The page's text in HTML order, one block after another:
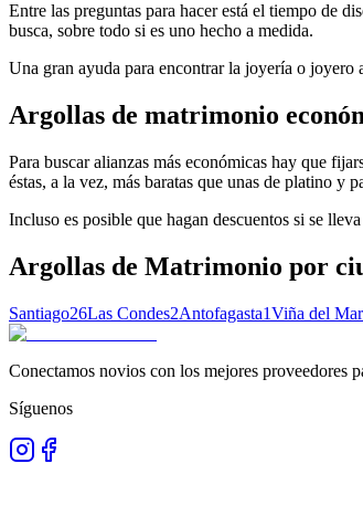
Entre las preguntas para hacer está el tiempo de
busca, sobre todo si es uno hecho a medida.
Una gran ayuda para encontrar la joyería o joyero
Argollas de matrimonio
Para buscar alianzas más económicas hay que
éstas, a la vez, más baratas que unas de platino y
Incluso es posible que hagan descuentos si se
Argollas de Matrimonio por
Santiago26Las Condes2Antofagasta1Viña del Mar
Conectamos novios con los mejores proveedores
Síguenos